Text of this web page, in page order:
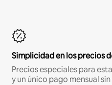
Simplicidad en los precios
Precios especiales para
y un único pago mensual